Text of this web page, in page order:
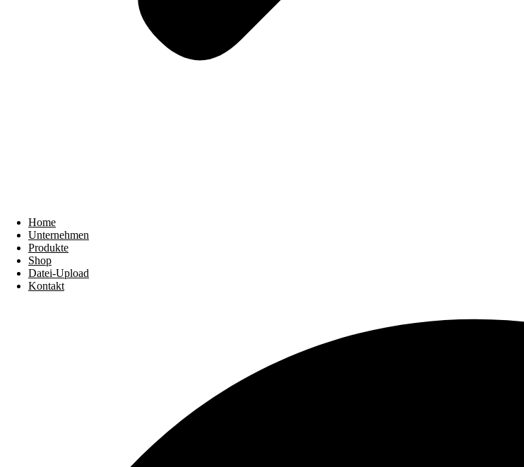
Home
Unternehmen
Produkte
Shop
Datei-Upload
Kontakt